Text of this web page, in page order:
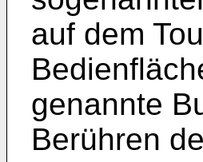
auf dem
genannte
Berühren